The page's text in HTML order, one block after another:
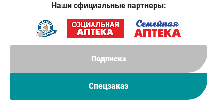
Подписка
Спецзаказ
Наши официальные партнеры: